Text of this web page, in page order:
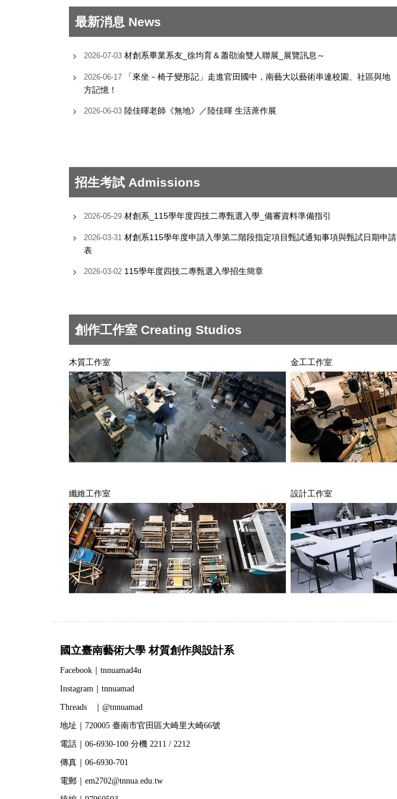
最新消息 News
2026-07-03 材創系畢業系友_徐均育＆蕭劭渝雙人聯展_展覽訊息～
2026-06-17
「來坐－椅子變形記」走進官田國中，南藝大以藝術串連校園、社區與地
方記憶！
2026-06-03 陸佳暉老師《無地》／陸佳暉 生活蓆作展
招生考試 Admissions
2026-05-29 材創系_115學年度四技二專甄選入學_備審資料準備指引
2026-03-31 材創系115學年度申請入學第二階段指定項目甄試通知事項與甄試日期申請
表
2026-03-02 115學年度四技二專甄選入學招生簡章
創作工作室 Creating Studios
木質工作室 金工工作室
纖維工作室 設計工作室
國立臺南藝術大學 材質創作與設計系
Facebook｜tnnuamad4u
Instagram｜tnnuamad
Threads ｜@tnnuamad
地址｜720005 臺南市官田區大崎里大崎66號
電話｜06-6930-100 分機 2211 / 2212
傳真｜06-6930-701
電郵｜em2702@tnnua.edu.tw